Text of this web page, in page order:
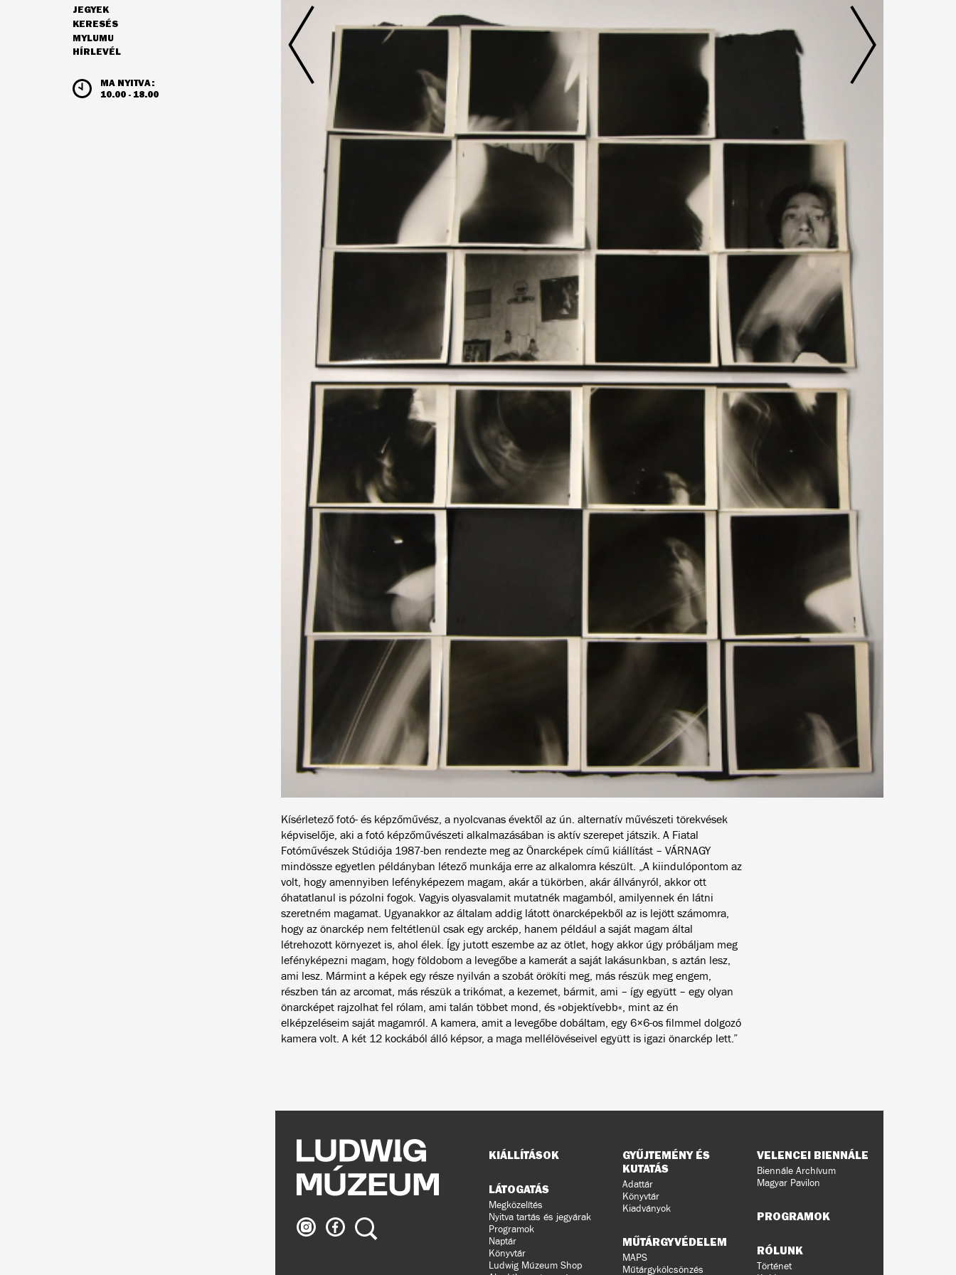
NAVIGÁCIÓ
JEGYEK
KERESÉS
MYLUMU
HÍRLEVÉL
MA NYITVA:
10.00 - 18.00
NYITVATARTÁS ÉS JEGYÁRAK
Kísérletező fotó- és képzőművész, a nyolcvanas évektől az ún. alternatív művészeti törekvések
képviselője, aki a fotó képzőművészeti alkalmazásában is aktív szerepet játszik. A Fiatal
Fotóművészek Stúdiója 1987-ben rendezte meg az Önarcképek című kiállítást – VÁRNAGY
mindössze egyetlen példányban létező munkája erre az alkalomra készült. „A kiindulópontom az
volt, hogy amennyiben lefényképezem magam, akár a tükörben, akár állványról, akkor ott
óhatatlanul is pózolni fogok. Vagyis olyasvalamit mutatnék magamból, amilyennek én látni
szeretném magamat. Ugyanakkor az általam addig látott önarcképekből az is lejött számomra,
hogy az önarckép nem feltétlenül csak egy arckép, hanem például a saját magam által
létrehozott környezet is, ahol élek. Így jutott eszembe az az ötlet, hogy akkor úgy próbáljam meg
lefényképezni magam, hogy földobom a levegőbe a kamerát a saját lakásunkban, s aztán lesz,
ami lesz. Mármint a képek egy része nyilván a szobát örökíti meg, más részük meg engem,
részben tán az arcomat, más részük a trikómat, a kezemet, bármit, ami – így együtt – egy olyan
önarcképet rajzolhat fel rólam, ami talán többet mond, és »objektívebb«, mint az én
elképzeléseim saját magamról. A kamera, amit a levegőbe dobáltam, egy 6×6-os filmmel dolgozó
kamera volt. A két 12 kockából álló képsor, a maga mellélövéseivel együtt is igazi önarckép lett.”
Ludwig
Múzeum
Ludwig
Múzeum
Keresés
Oldaltérkép
KIÁLLÍTÁSOK
LÁTOGATÁS
Megközelítés
Nyitva tartás és jegyárak
Programok
Naptár
Könyvtár
Ludwig Múzeum Shop
GYŰJTEMÉNY ÉS
KUTATÁS
Adattár
Könyvtár
Kiadványok
MŰTÁRGYVÉDELEM
MAPS
Műtárgykölcsönzés
VELENCEI BIENNÁLE
Biennále Archívum
Magyar Pavilon
PROGRAMOK
RÓLUNK
Történet